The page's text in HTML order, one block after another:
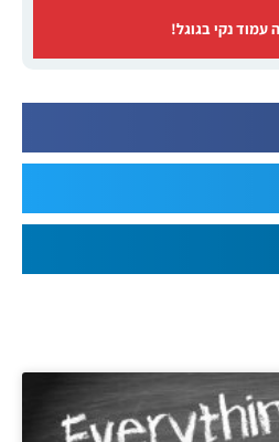
עמוד נקי בגוגל!